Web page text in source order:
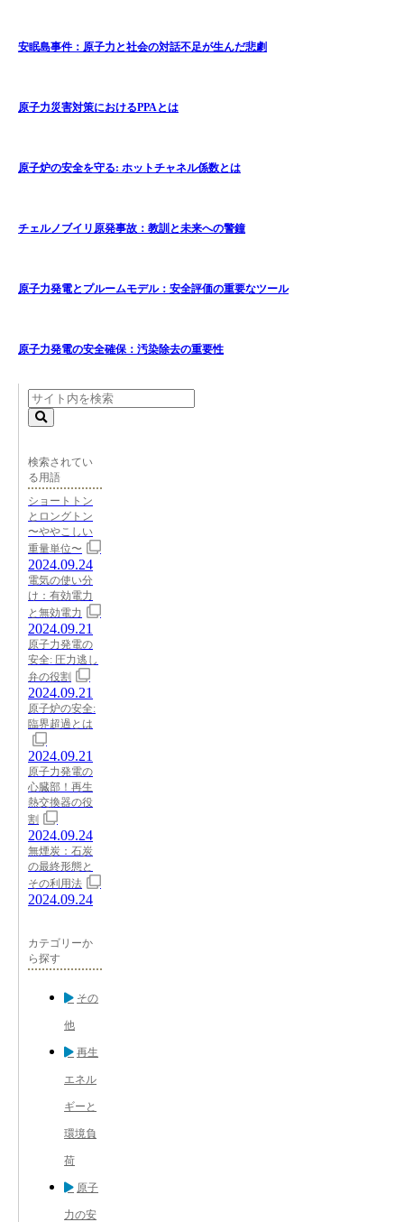
安眠島事件：原子力と社会の対話不足が生んだ悲劇
原子力災害対策におけるPPAとは
原子炉の安全を守る: ホットチャネル係数とは
チェルノブイリ原発事故：教訓と未来への警鐘
原子力発電とプルームモデル：安全評価の重要なツール
原子力発電の安全確保：汚染除去の重要性
検索されてい
る用語
ショートトン
とロングトン
〜ややこしい
重量単位〜
2024.09.24
電気の使い分
け：有効電力
と無効電力
2024.09.21
原子力発電の
安全: 圧力逃し
弁の役割
2024.09.21
原子炉の安全:
臨界超過とは
2024.09.21
原子力発電の
心臓部！再生
熱交換器の役
割
2024.09.24
無煙炭：石炭
の最終形態と
その利用法
2024.09.24
カテゴリーか
ら探す
その
他
再生
エネル
ギーと
環境負
荷
原子
力の安